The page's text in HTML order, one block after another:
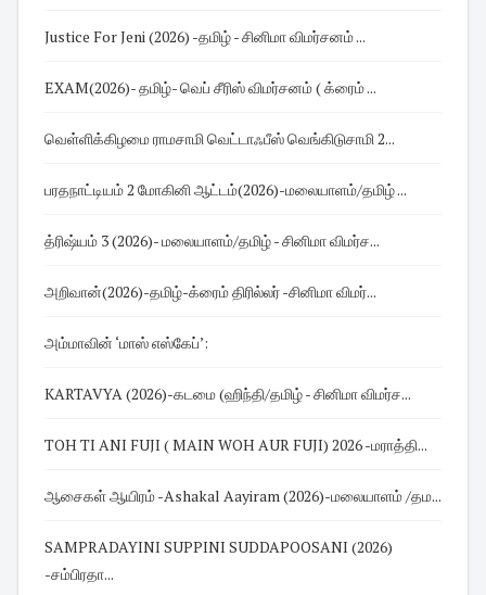
Justice For Jeni (2026) -தமிழ் - சினிமா விமர்சனம் ...
EXAM(2026)- தமிழ்- வெப் சீரிஸ் விமர்சனம் ( க்ரைம் ...
வெள்ளிக்கிழமை ராமசாமி வெட்டாஃபீஸ் வெங்கிடுசாமி 2...
பரதநாட்டியம் 2 மோகினி ஆட்டம்(2026)-மலையாளம்/தமிழ் ...
த்ரிஷ்யம் 3 (2026)- மலையாளம்/தமிழ் - சினிமா விமர்ச...
அறிவான்(2026)-தமிழ்-க்ரைம் திரில்லர் -சினிமா விமர்...
அம்மாவின் ‘மாஸ் எஸ்கேப்’:
KARTAVYA (2026)-கடமை (ஹிந்தி/தமிழ் - சினிமா விமர்ச...
TOH TI ANI FUJI ( MAIN WOH AUR FUJI) 2026 -மராத்தி...
ஆசைகள் ஆயிரம் -Ashakal Aayiram (2026)-மலையாளம் /தம...
SAMPRADAYINI SUPPINI SUDDAPOOSANI (2026)
-சம்பிரதா...